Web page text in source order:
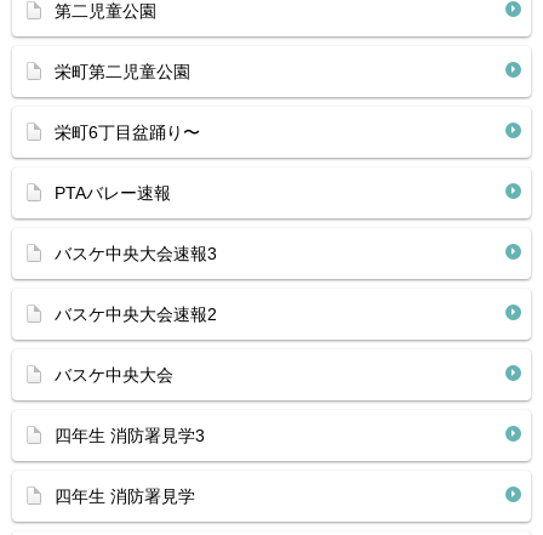
第二児童公園
栄町第二児童公園
栄町6丁目盆踊り〜
PTAバレー速報
バスケ中央大会速報3
バスケ中央大会速報2
バスケ中央大会
四年生 消防署見学3
四年生 消防署見学